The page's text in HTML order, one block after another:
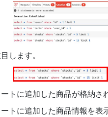
します。
トに追加した商品が格納さ
トに追加した商品情報を表